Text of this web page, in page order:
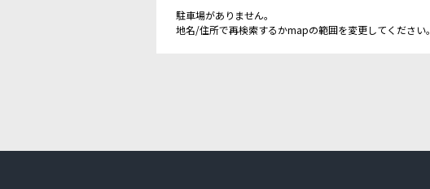
駐車場がありません。
地名/住所で再検索するかmapの範囲を変更してください。